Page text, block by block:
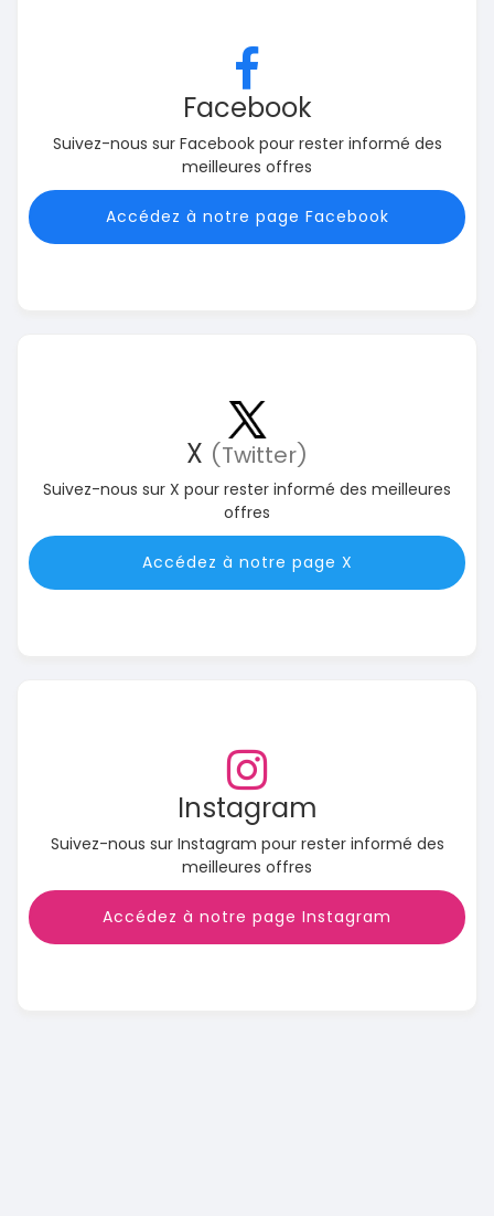
Facebook
Suivez-nous sur Facebook pour rester informé des
meilleures offres
Accédez à notre page Facebook
X (Twitter)
Suivez-nous sur X pour rester informé des meilleures
offres
Accédez à notre page X
Instagram
Suivez-nous sur Instagram pour rester informé des
meilleures offres
Accédez à notre page Instagram